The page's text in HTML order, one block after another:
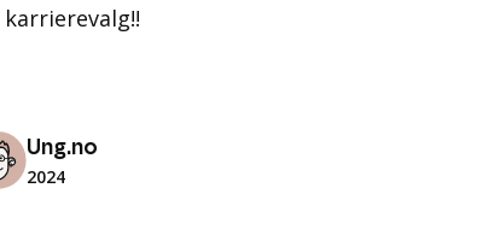
Ung.no
2024